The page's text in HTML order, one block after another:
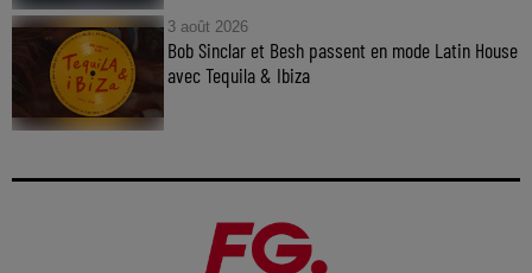
3 août 2026
Bob Sinclar et Besh passent en mode Latin House
avec Tequila & Ibiza